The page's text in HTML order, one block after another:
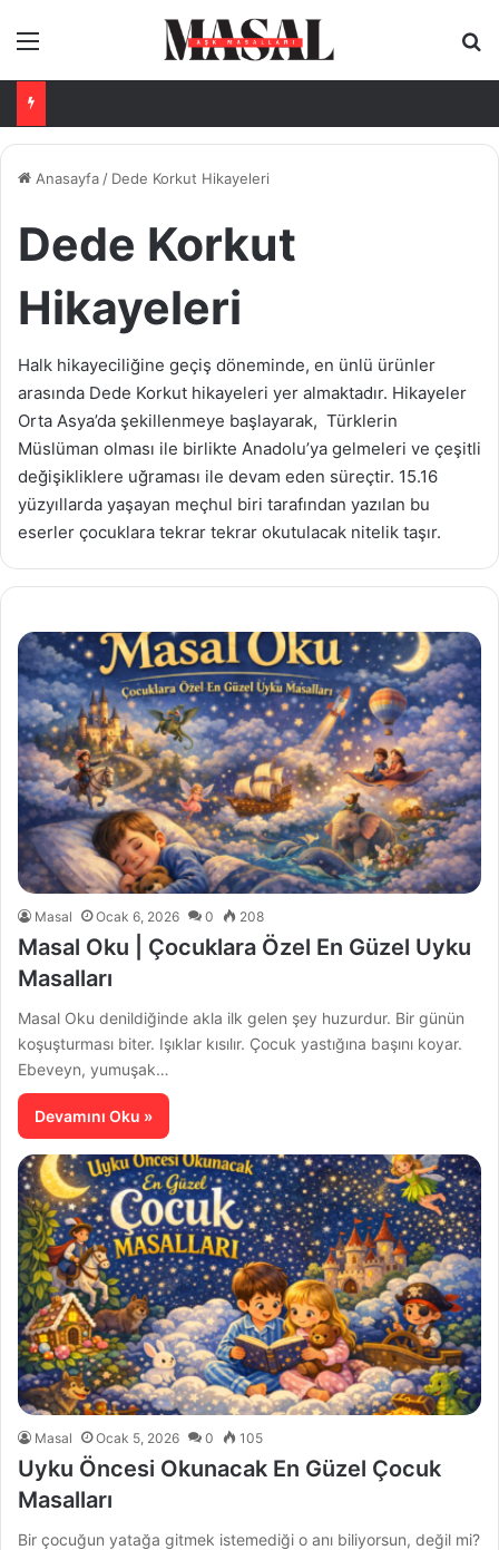
Menü
Anasayfa / Dede Korkut Hikayeleri
Dede Korkut
Hikayeleri
Halk hikayeciliğine geçiş döneminde, en ünlü ürünler
arasında Dede Korkut hikayeleri yer almaktadır. Hikayeler
Orta Asya’da şekillenmeye başlayarak, Türklerin
Müslüman olması ile birlikte Anadolu’ya gelmeleri ve çeşitli
değişikliklere uğraması ile devam eden süreçtir. 15.16
yüzyıllarda yaşayan meçhul biri tarafından yazılan bu
eserler çocuklara tekrar tekrar okutulacak nitelik taşır.
Masal Ocak 6, 2026 0 208
Masal Oku | Çocuklara Özel En Güzel Uyku
Masalları
Masal Oku denildiğinde akla ilk gelen şey huzurdur. Bir günün
koşuşturması biter. Işıklar kısılır. Çocuk yastığına başını koyar.
Ebeveyn, yumuşak…
Devamını Oku »
Masal Ocak 5, 2026 0 105
Uyku Öncesi Okunacak En Güzel Çocuk
Masalları
Bir çocuğun yatağa gitmek istemediği o anı biliyorsun, değil mi?